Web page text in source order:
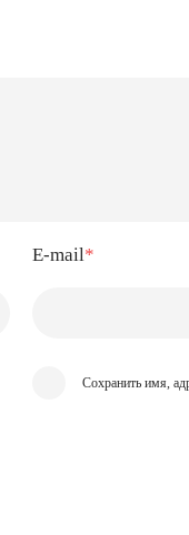
E-mail*
Сохранить имя,